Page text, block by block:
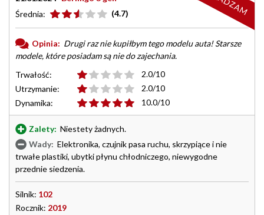
Średnia:
(4.7)
Opinia: Drugi raz nie kupiłbym tego modelu auta! Starsze
modele, które posiadam są nie do zajechania.
Trwałość:
2.0/10
Utrzymanie:
2.0/10
Dynamika:
10.0/10
Zalety: Niestety żadnych.
Wady: Elektronika, czujnik pasa ruchu, skrzypiące i nie
trwałe plastiki, ubytki płynu chłodniczego, niewygodne
przednie siedzenia.
Silnik: 102
Rocznik: 2019